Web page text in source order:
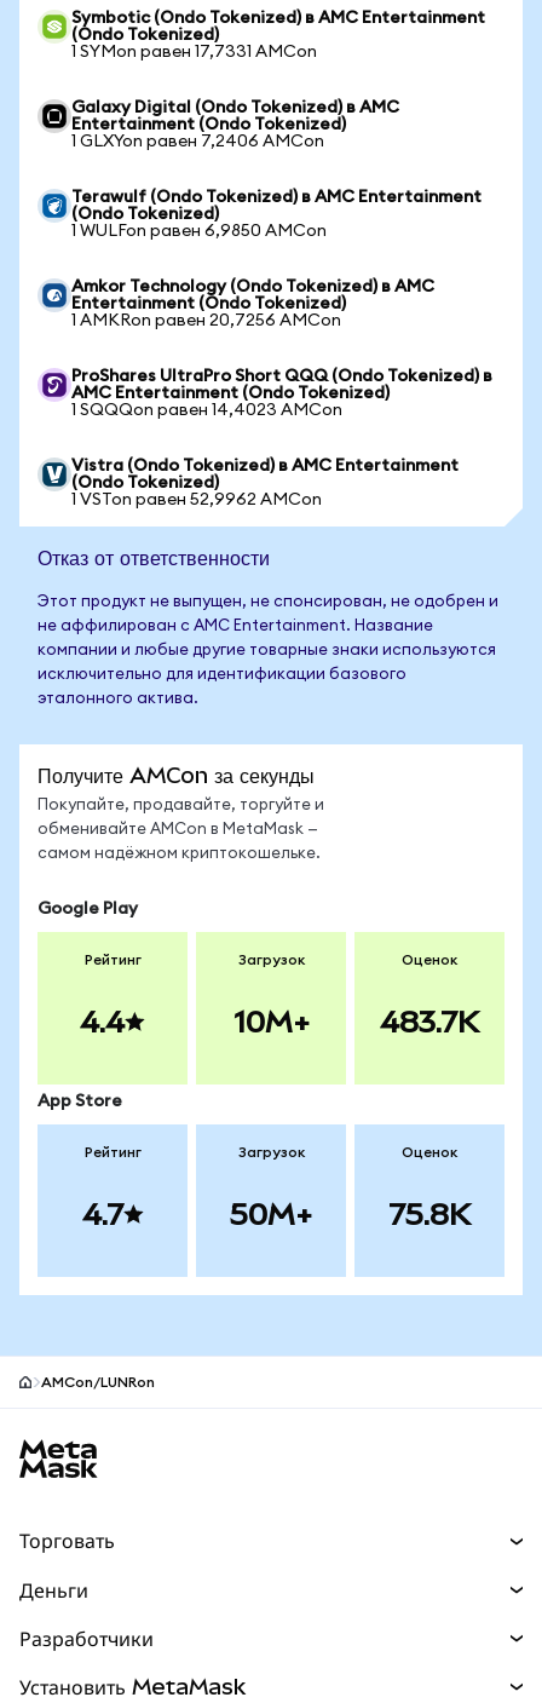
Symbotic (Ondo Tokenized) в AMC Entertainment
(Ondo Tokenized)
1 SYMon равен 17,7331 AMCon
Galaxy Digital (Ondo Tokenized) в AMC
Entertainment (Ondo Tokenized)
1 GLXYon равен 7,2406 AMCon
Terawulf (Ondo Tokenized) в AMC Entertainment
(Ondo Tokenized)
1 WULFon равен 6,9850 AMCon
Amkor Technology (Ondo Tokenized) в AMC
Entertainment (Ondo Tokenized)
1 AMKRon равен 20,7256 AMCon
ProShares UltraPro Short QQQ (Ondo Tokenized) в
AMC Entertainment (Ondo Tokenized)
1 SQQQon равен 14,4023 AMCon
Vistra (Ondo Tokenized) в AMC Entertainment
(Ondo Tokenized)
1 VSTon равен 52,9962 AMCon
Отказ от ответственности
Этот продукт не выпущен, не спонсирован, не одобрен и
не аффилирован с AMC Entertainment. Название
компании и любые другие товарные знаки используются
исключительно для идентификации базового
эталонного актива.
Получите AMCon за секунды
Покупайте, продавайте, торгуйте и
обменивайте AMCon в MetaMask —
самом надёжном криптокошельке.
Google Play
Рейтинг
4.4
Загрузок
10M+
Оценок
483.7K
App Store
Рейтинг
4.7
Загрузок
50M+
Оценок
75.8K
AMCon/LUNRon
Торговать
Прогнозы
Перпы НОВИНКА
Деньги
Разработчики
Установить MetaMask